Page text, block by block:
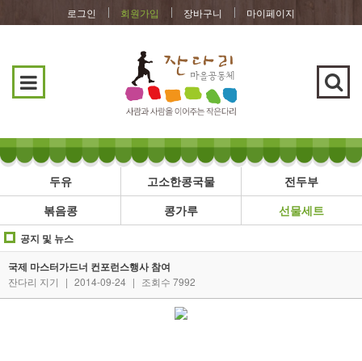
로그인 회원가입 장바구니 마이페이지
두유 고소한콩국물
전두부
볶음콩
콩가루 선물세트
공지 및 뉴스
국제 마스터가드너 컨포런스행사 참여
잔다리 지기 | 2014-09-24 | 조회수 7992